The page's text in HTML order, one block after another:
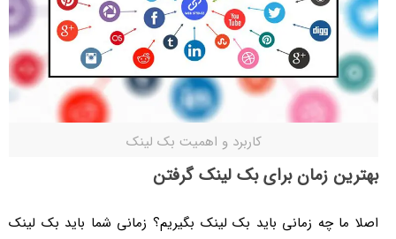
کاربرد و اهمیت بک لینک
بهترین زمان برای بک لینک گرفتن
اصلا ما چه زمانی باید بک لینک بگیریم؟ زمانی شما باید بک لینک